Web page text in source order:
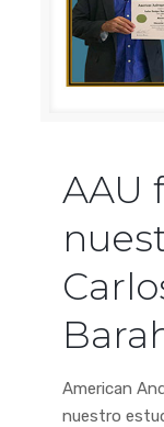
AAU
American
nuestro